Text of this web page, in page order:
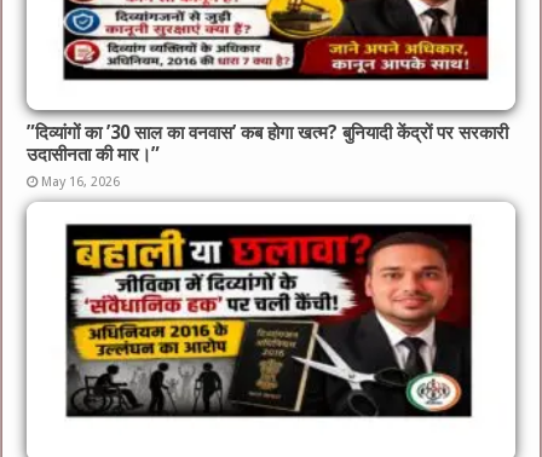
​”दिव्यांगों का ’30 साल का वनवास’ कब होगा खत्म? बुनियादी केंद्रों पर सरकारी
उदासीनता की मार।”
May 16, 2026